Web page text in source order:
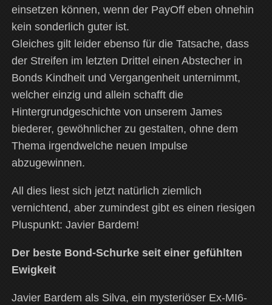
einsetzen können, wenn der PayOff eben ohnehin
kein sonderlich guter ist.
Gleiches gilt leider ebenso für die Tatsache, dass
der Streifen im letzten Drittel einen Abstecher in
Bonds Kindheit und Vergangenheit unternimmt,
welcher einzig und allein schafft die
Hintergrundgeschichte von unserem James
biederer, gewöhnlicher zu gestalten, ohne dem
Thema irgendwelche neuen Impulse
abzugewinnen.
All dies liest sich jetzt natürlich ziemlich
vernichtend, aber zumindest gibt es einen riesigen
Pluspunkt: Javier Bardem!
Der beste Bond-Schurke seit einer gefühlten
Ewigkeit
Javier Bardem als Silva, ein mysteriöser Ex-MI6-